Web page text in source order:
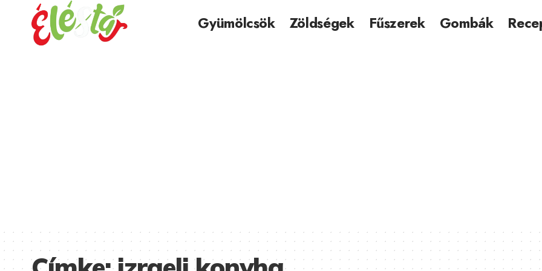
Gyümölcsök Zöldségek Fűszerek Gombák